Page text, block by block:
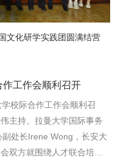
文化研学实践团圆满结营
工作会顺利召开
校际合作工作会顺利召
主持。拉曼大学国际事务
处长Irene Wong，长安大
双方就围绕人才联合培